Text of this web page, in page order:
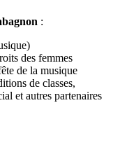
:
des femmes
de la musique
de classes,
et autres partenaires